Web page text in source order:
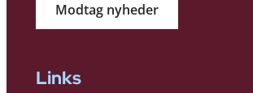
Modtag nyheder
Links